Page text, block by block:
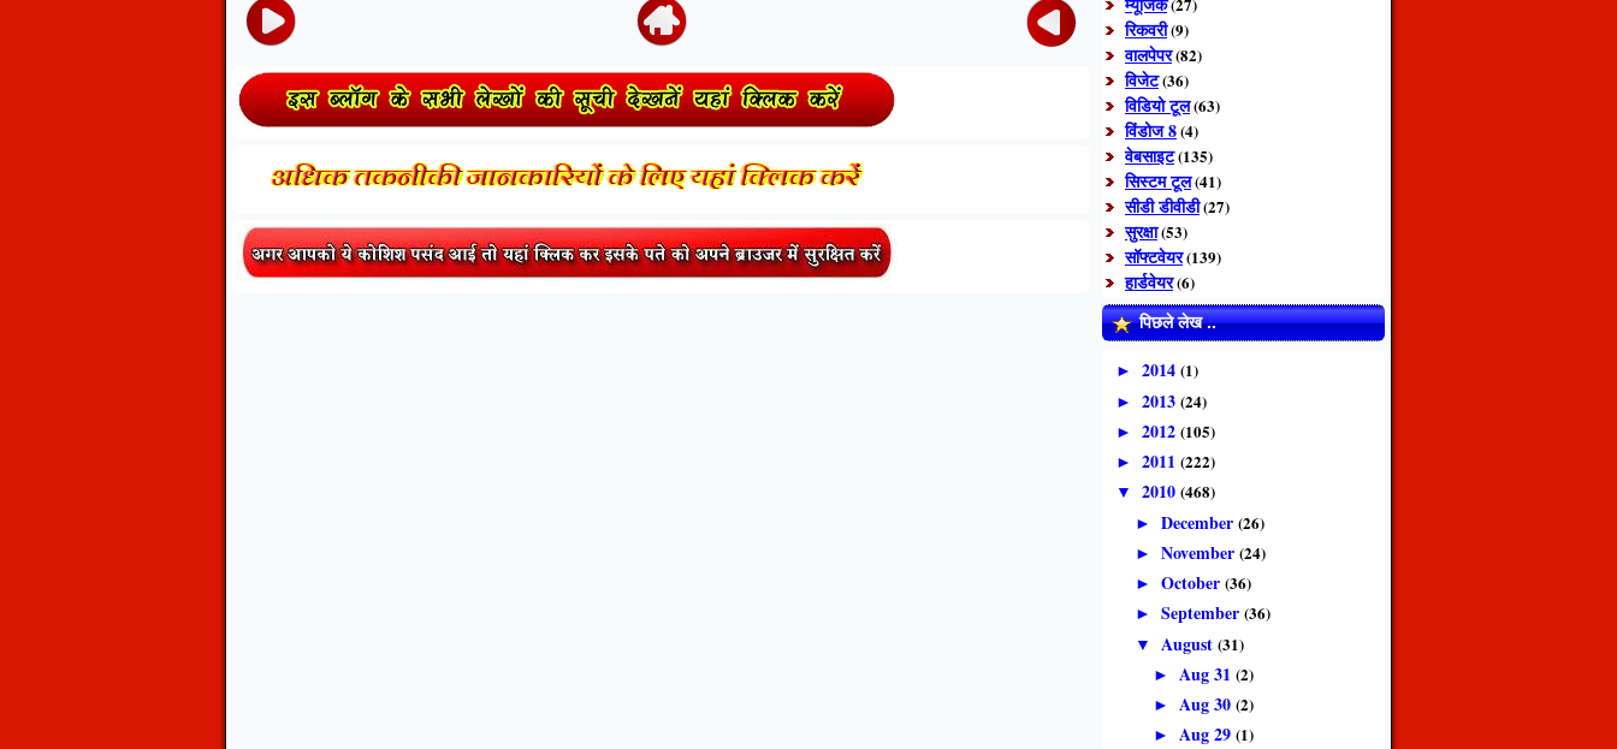
रिकवरी(9)
वालपेपर(82)
विजेट(36)
विडियो टूल(63)
विंडोज 8(4)
वेबसाइट(135)
सिस्टम टूल(41)
सीडी डीवीडी(27)
सुरक्षा(53)
सॉफ्टवेयर(139)
हार्डवेयर(6)
पिछले लेख ..
► 2014 (1)
► 2013 (24)
► 2012 (105)
► 2011 (222)
▼ 2010 (468)
► December (26)
► November (24)
► October (36)
► September (36)
▼ August (31)
► Aug 31(2)
► Aug 30(2)
►Aug 29(1)